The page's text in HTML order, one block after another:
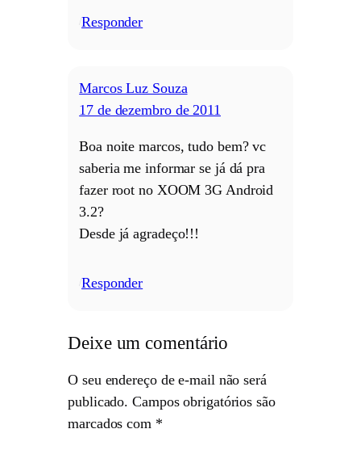
Responder
Marcos Luz Souza
17 de dezembro de 2011
Boa noite marcos, tudo bem? vc
saberia me informar se já dá pra
fazer root no XOOM 3G Android
3.2?
Desde já agradeço!!!
Responder
Deixe um comentário
O seu endereço de e-mail não será
publicado. Campos obrigatórios são
marcados com *